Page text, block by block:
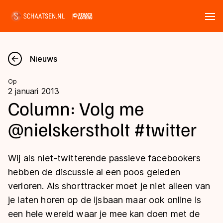
Nieuws
Kalender
Disciplines
Langebaan
Shorttrack
Inlineskaten
Uitslagen
Langebaan
Shorttrack
Marathon
Tijden & historie
Ranglijsten Langebaan
Nieuws
Op
2 januari 2013
Column: Volg me
@nielskerstholt #twitter
Wij als niet-twitterende passieve facebookers
hebben de discussie al een poos geleden
verloren. Als shorttracker moet je niet alleen van
je laten horen op de ijsbaan maar ook online is
een hele wereld waar je mee kan doen met de